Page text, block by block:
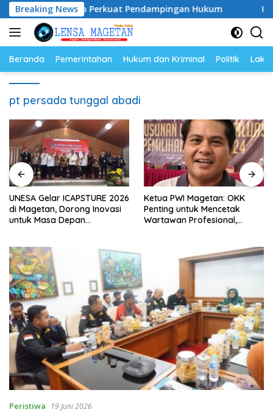
Langsung
ke
konten
Breaking News
Siap Perkuat Pendampingan Hukum UNESA
Beranda Pemerintahan Hukum dan Kriminal Politik
pt persada tunggal abadi
UNESA Gelar ICAPSTURE 2026
di Magetan, Dorong Inovasi
untuk Masa Depan
Ketua PWI Magetan: OKK
Penting untuk Mencetak
Wartawan Profesional,
Peristiwa 19 Juni 2026